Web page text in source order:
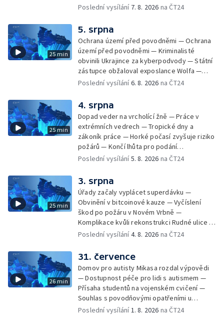
vody ke koupání — Zavlažování zeleniny v
Kempování v horkém počasí — Výběr ze
sociálních sítí Události Ostrava — Zkoumání
horka na zastávkách MHD — Promítání filmu
Odyssea z 35 mm pásu
Poslední vysílání 7. 8. 2026 na ČT24
25 min
5. srpna
Ochrana území před povodněmi — Ochrana
území před povodněmi — Kriminalisté
obvinili Ukrajince za kyberpodvody — Státní
zástupce obžaloval exposlance Wolfa —
Péče o hospodářská zvířata ve vedrech —
depozitu Vlastivědného muzea Olomouc —
Zakládání nových dětských skupin — Výběr
ze sociálních sítí Události Ostrava — Tresty
pro fotbalisty za korupci — Po stopách
Gebharda Blüchera
Poslední vysílání6. 8. 2026 na ČT24
25 min
4. srpna
Dopad veder na vrcholící žně — Práce v
extrémních vedrech — Tropické dny a
zákoník práce — Horké počasí zvyšuje riziko
požárů — Končí lhůta pro podání
kandidátních listin — Končí lhůta pro podání
rozsudek v lihové kauze — Výročí
zavraždění Václava III. v Olomouci — Těžba
unikátní rašeliny pro lázně v Karlově
Studánce — Výběr ze sociálních sítí ČT —
Nový program pro léčbu obezity —
Olomoucké (nejen) shakespearovské léto
Poslední vysílání5. 8. 2026 na ČT24
25 min
3. srpna
Úřady začaly vyplácet superdávku —
Obvinění v bitcoinové kauze — Vyčíslení
škod po požáru v Novém Vrbně —
Komplikace kvůli rekonstrukci Rudné ulice —
Nárůst zájmu o klimatizace — Výluka vlaků
Protipovodňová opatření v Troubkách —
Zájem o bydlení na vysokoškolskýc kolejích
— Vrcholí sklizeň levandulí
Poslední vysílání4. 8. 2026 na ČT24
26 min
31. července
Domov pro autisty Mikasa rozdal výpovědi
— Dostupnost péče pro lidi s autismem —
Přísaha studentů na vojenském cvičení —
Souhlas s povodňovými opatřeními u
Troubek — Opravy Rudné omezí dopravu —
Poslední vysílání1. 8. 2026 na ČT24